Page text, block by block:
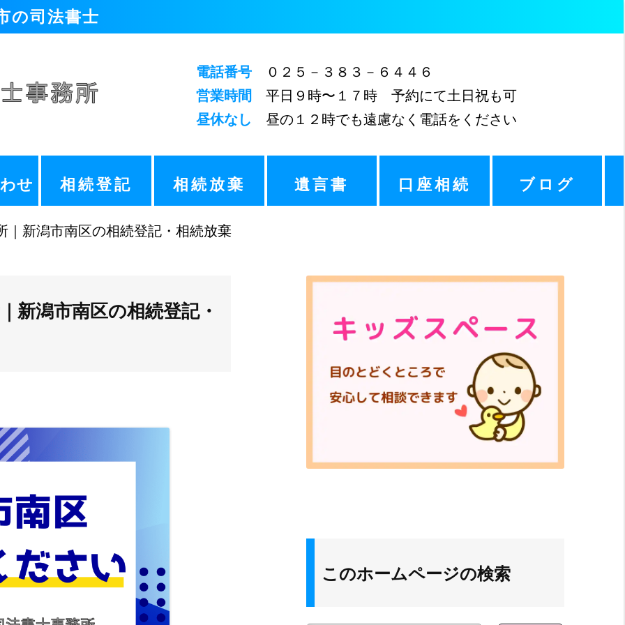
の司法書士
電話番号０２５－３８３－６４４６
営業時間平日９時〜１７時 予約にて土日祝も可
昼休なし 昼の１２時でも遠慮なく電話をください
せ 相続登記 相続放棄 遺言書 口座相続 ブログ
新潟市南区の相続登記・相続放棄
新潟市南区の相続登記・
このホームページの検索